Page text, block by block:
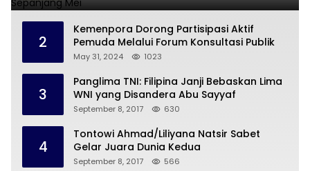
2
Kemenpora Dorong Partisipasi Aktif
Pemuda Melalui Forum Konsultasi Publik
May 31, 2024 1023
3
Panglima TNI: Filipina Janji Bebaskan Lima
WNI yang Disandera Abu Sayyaf
September 8, 2017 630
4
Tontowi Ahmad/Liliyana Natsir Sabet
Gelar Juara Dunia Kedua
September 8, 2017 566